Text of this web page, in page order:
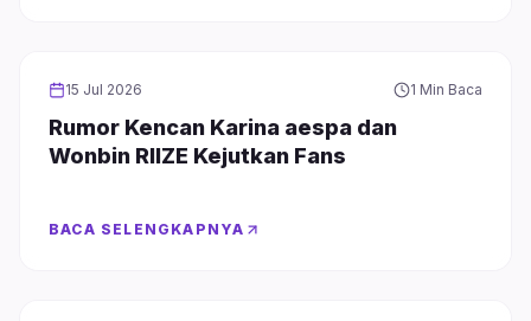
INFOTAINMENT
15 Jul 2026 1 Min Baca
Rumor Kencan Karina aespa dan
Wonbin RIIZE Kejutkan Fans
BACA SELENGKAPNYA